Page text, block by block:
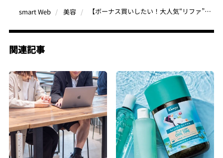
smart Web 美容 【ボーナス買いしたい！大人気“リファ”の最新美容家電4選】リファビューテック ドライヤー BX、リファファインバブル Uなど美容時間を格上げする名品
関連記事